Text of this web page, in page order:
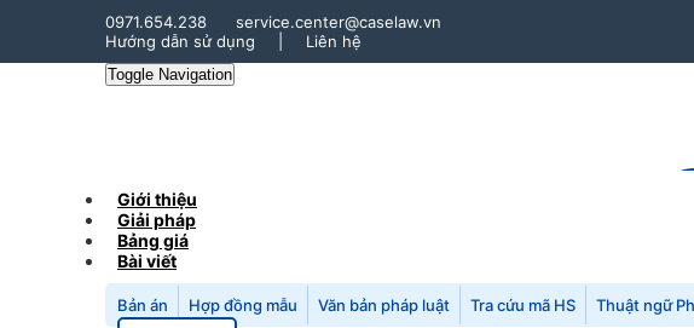
0971.654.238
service.center@caselaw.vn
Hướng dẫn sử dụng
Liên hệ
Toggle Navigation
Giới thiệu
Giải pháp
Bảng giá
Bài viết
Bản án Hợp đồng mẫu Văn bản pháp luật Tra cứu mã HS Thuật ngữ